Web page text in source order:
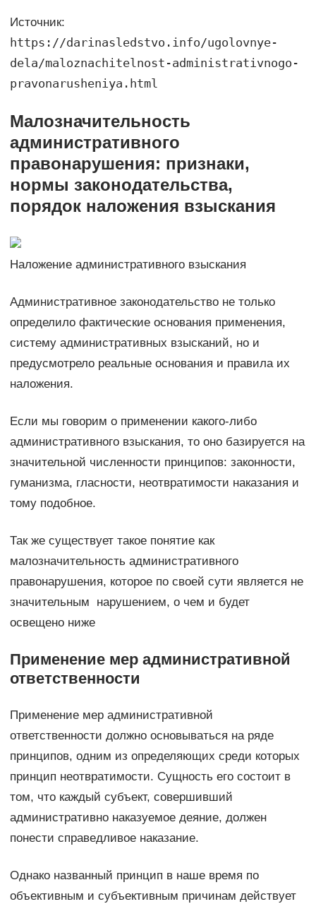
Источник:
https://darinasledstvo.info/ugolovnye-
dela/maloznachitelnost-administrativnogo-
pravonarusheniya.html
Малозначительность
административного
правонарушения: признаки,
нормы законодательства,
порядок наложения взыскания
Наложение административного взыскания
Административное законодательство не только
определило фактические основания применения,
систему административных взысканий, но и
предусмотрело реальные основания и правила их
наложения.
Если мы говорим о применении какого-либо
административного взыскания, то оно базируется на
значительной численности принципов: законности,
гуманизма, гласности, неотвратимости наказания и
тому подобное.
Так же существует такое понятие как
малозначительность административного
правонарушения, которое по своей сути является не
значительным нарушением, о чем и будет
освещено ниже
Применение мер административной
ответственности
Применение мер административной
ответственности должно основываться на ряде
принципов, одним из определяющих среди которых
принцип неотвратимости. Сущность его состоит в
том, что каждый субъект, совершивший
административно наказуемое деяние, должен
понести справедливое наказание.
Однако названный принцип в наше время по
объективным и субъективным причинам действует